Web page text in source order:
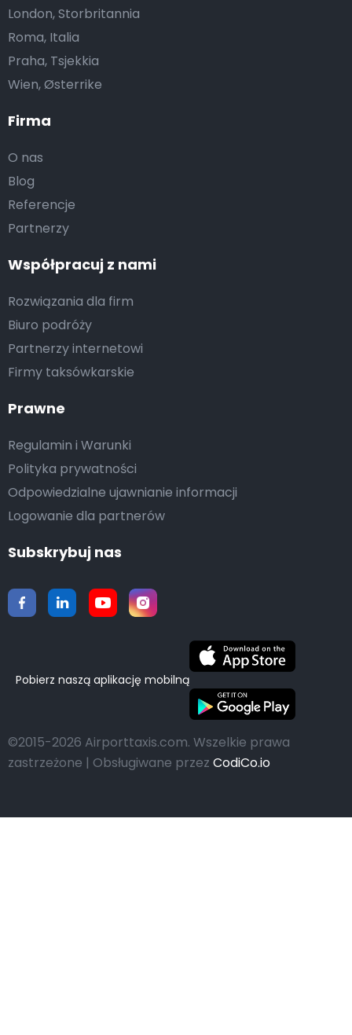
Firma
O nas
Blog
Referencje
Partnerzy
Współpracuj z nami
Rozwiązania dla firm
Biuro podróży
Partnerzy internetowi
Firmy taksówkarskie
Prawne
Regulamin i Warunki
Polityka prywatności
Odpowiedzialne ujawnianie informacji
Logowanie dla partnerów
London, Storbritannia
Roma, Italia
Praha, Tsjekkia
Wien, Østerrike
Subskrybuj nas
Pobierz naszą aplikację mobilną
©2015-2026 Airporttaxis.com. Wszelkie prawa
zastrzeżone | Obsługiwane przez CodiCo.io